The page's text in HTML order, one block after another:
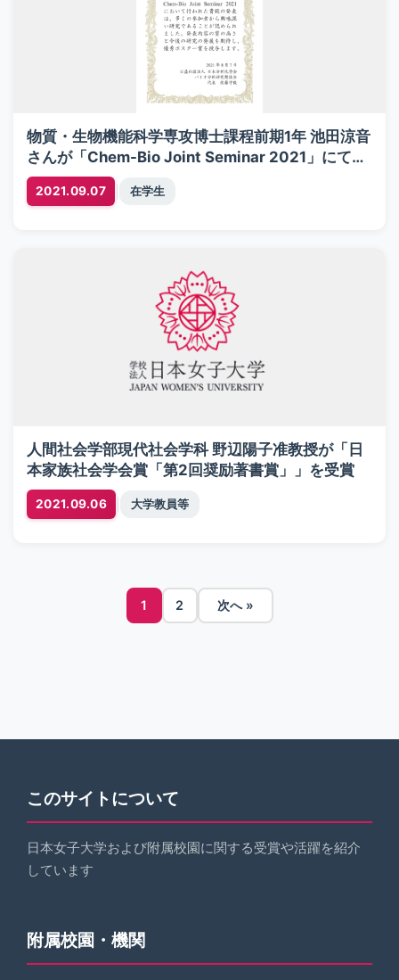
物質・生物機能科学専攻博士課程前期1年 池田涼音
さんが「Chem-Bio Joint Seminar 2021」にて優
秀ポスター賞を受賞
2021.09.07 在学生
人間社会学部現代社会学科 野辺陽子准教授が「日
本家族社会学会賞「第2回奨励著書賞」」を受賞
2021.09.06 大学教員等
ー
送
り
1 2 次へ »
このサイトについて
日本女子大学および附属校園に関する受賞や活躍を紹介
しています
附属校園・機関